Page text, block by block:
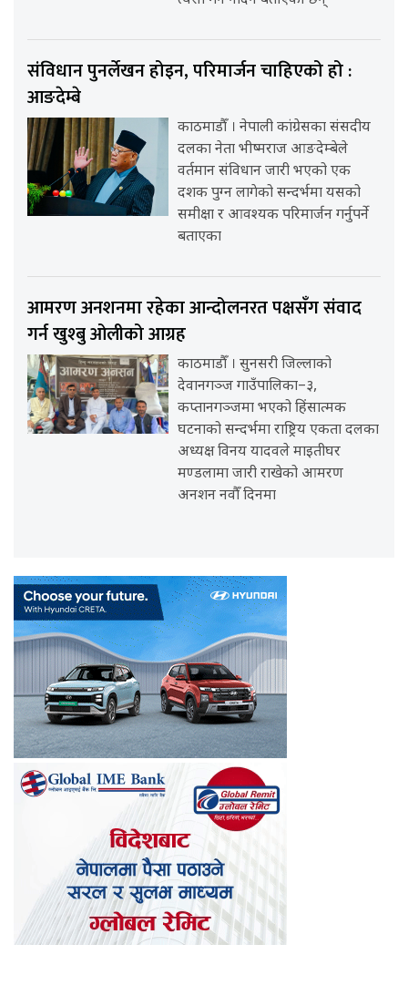
संविधान पुनर्लेखन होइन, परिमार्जन चाहिएको हो :
आङदेम्बे
काठमाडौँ । नेपाली कांग्रेसका संसदीय
दलका नेता भीष्मराज आङदेम्बेले
वर्तमान संविधान जारी भएको एक
दशक पुग्न लागेको सन्दर्भमा यसको
समीक्षा र आवश्यक परिमार्जन गर्नुपर्ने
बताएका
आमरण अनशनमा रहेका आन्दोलनरत पक्षसँग संवाद
गर्न खुश्बु ओलीको आग्रह
काठमाडौँ । सुनसरी जिल्लाको
देवानगञ्ज गाउँपालिका–३,
कप्तानगञ्जमा भएको हिंसात्मक
घटनाको सन्दर्भमा राष्ट्रिय एकता दलका
अध्यक्ष विनय यादवले माइतीघर
मण्डलामा जारी राखेको आमरण
अनशन नवौँ दिनमा